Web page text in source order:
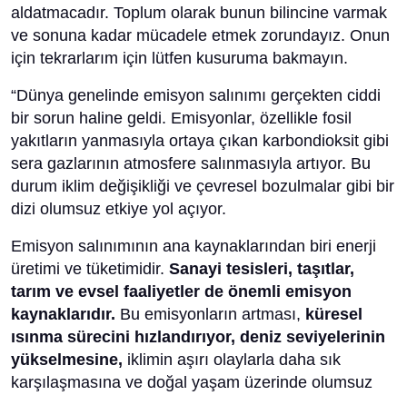
aldatmacadır. Toplum olarak bunun bilincine varmak
ve sonuna kadar mücadele etmek zorundayız. Onun
için tekrarlarım için lütfen kusuruma bakmayın.
“Dünya genelinde emisyon salınımı gerçekten ciddi
bir sorun haline geldi. Emisyonlar, özellikle fosil
yakıtların yanmasıyla ortaya çıkan karbondioksit gibi
sera gazlarının atmosfere salınmasıyla artıyor. Bu
durum iklim değişikliği ve çevresel bozulmalar gibi bir
dizi olumsuz etkiye yol açıyor.
Emisyon salınımının ana kaynaklarından biri enerji
üretimi ve tüketimidir. Sanayi tesisleri, taşıtlar,
tarım ve evsel faaliyetler de önemli emisyon
kaynaklarıdır. Bu emisyonların artması, küresel
ısınma sürecini hızlandırıyor, deniz seviyelerinin
yükselmesine, iklimin aşırı olaylarla daha sık
karşılaşmasına ve doğal yaşam üzerinde olumsuz